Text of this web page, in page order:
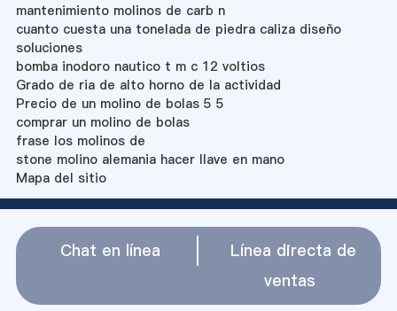
mantenimiento molinos de carb n
cuanto cuesta una tonelada de piedra caliza diseño
soluciones
bomba inodoro nautico t m c 12 voltios
Grado de ria de alto horno de la actividad
Precio de un molino de bolas 5 5
comprar un molino de bolas
frase los molinos de
stone molino alemania hacer llave en mano
Mapa del sitio
Chat en línea
Línea directa de
ventas